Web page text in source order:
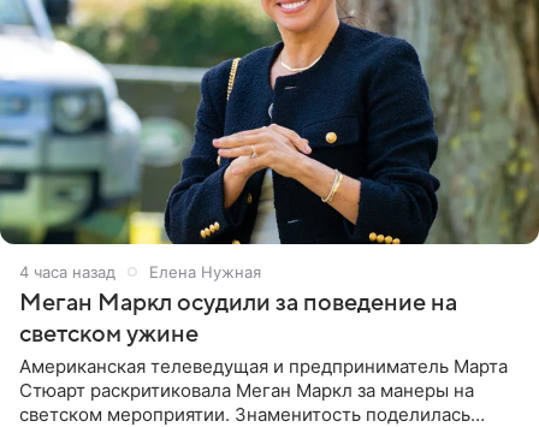
4 часа назад Елена Нужная
Меган Маркл осудили за поведение на
светском ужине
Американская телеведущая и предприниматель Марта
Стюарт раскритиковала Меган Маркл за манеры на
светском мероприятии. Знаменитость поделилась